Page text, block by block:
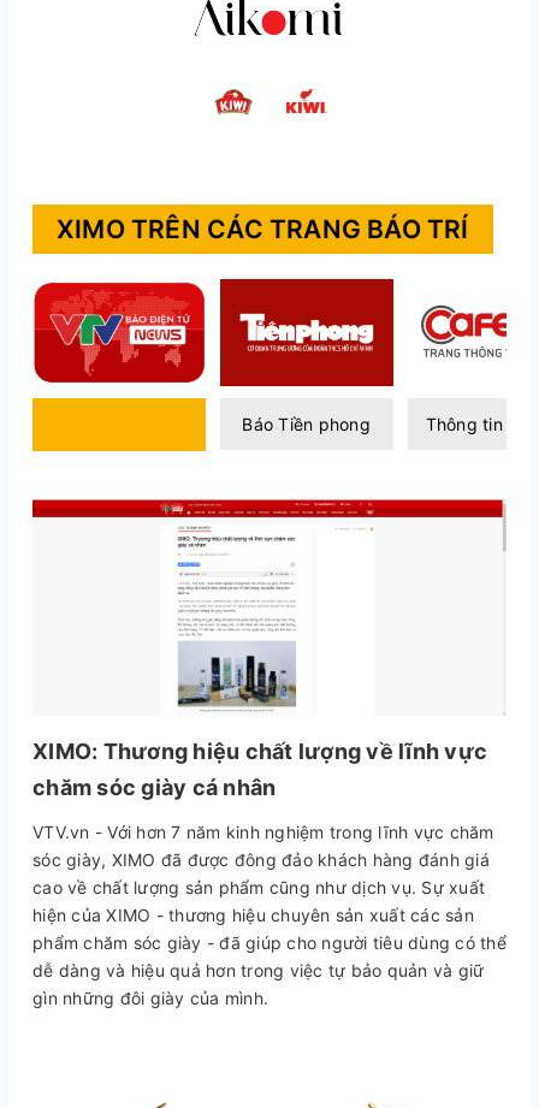
XIMO TRÊN CÁC TRANG BÁO TRÍ
Báo Tiền phong Thông tin
XIMO: Thương hiệu chất lượng về lĩnh vực
chăm sóc giày cá nhân
VTV.vn - Với hơn 7 năm kinh nghiệm trong lĩnh vực chăm
sóc giày, XIMO đã được đông đảo khách hàng đánh giá
cao về chất lượng sản phẩm cũng như dịch vụ. Sự xuất
hiện của XIMO - thương hiệu chuyên sản xuất các sản
phẩm chăm sóc giày - đã giúp cho người tiêu dùng có thể
dễ dàng và hiệu quả hơn trong việc tự bảo quản và giữ
gìn những đôi giày của mình.